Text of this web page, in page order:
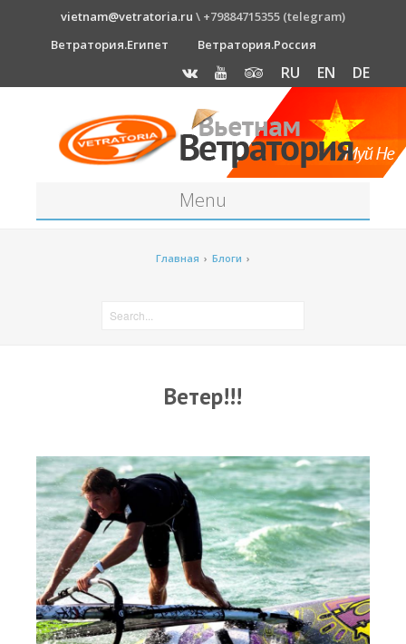
vietnam@vetratoria.ru \ +79884715355 (telegram)
Ветратория.Египет
Ветратория.Россия
RU EN DE
Menu
RRD Russian Cup
Новости
Медиа
Фото
Видео
Места катания
Главная › Блоги ›
Ветер!!!